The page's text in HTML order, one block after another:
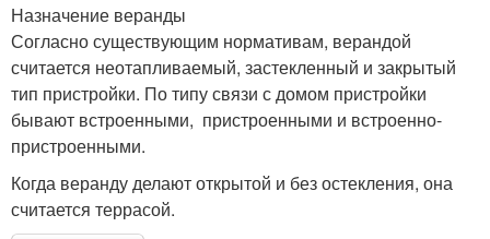
Назначение веранды
Согласно существующим нормативам, верандой
считается неотапливаемый, застекленный и закрытый
тип пристройки. По типу связи с домом пристройки
бывают встроенными, пристроенными и встроенно-
пристроенными.
Когда веранду делают открытой и без остекления, она
считается террасой.